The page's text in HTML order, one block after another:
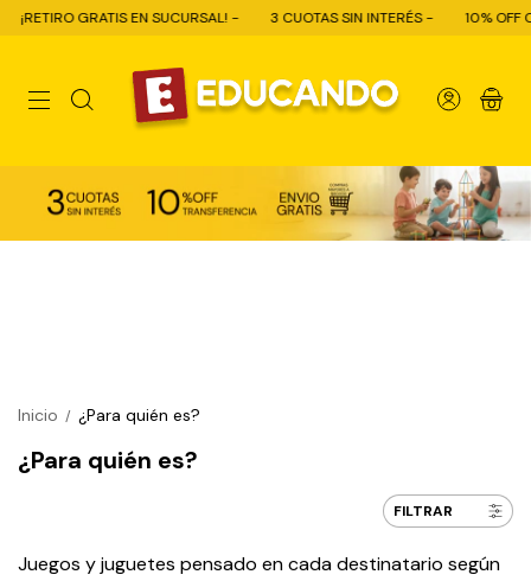
- 3 CUOTAS SIN INTERÉS - 10% OFF CON TRANSFERENCIA -
0
Inicio / ¿Para quién es?
¿Para quién es?
FILTRAR
Juegos y juguetes pensado en cada destinatario según